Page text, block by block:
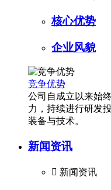
核心优势
企业风貌
竞争优势
公司自成立以来始
力，持续进行研发
装备与技术。
新闻资讯
 新闻资讯